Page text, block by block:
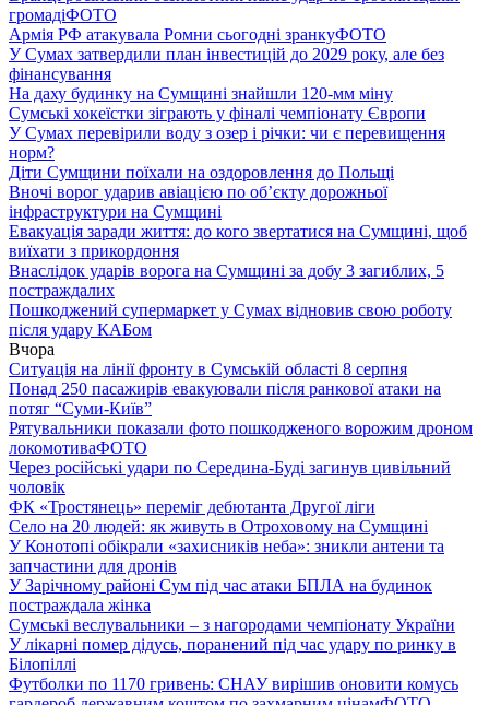
громадіФОТО
Армія РФ атакувала Ромни сьогодні зранкуФОТО
У Сумах затвердили план інвестицій до 2029 року, але без
фінансування
На даху будинку на Сумщині знайшли 120-мм міну
Сумські хокеїстки зіграють у фіналі чемпіонату Європи
У Сумах перевірили воду з озер і річки: чи є перевищення
норм?
Діти Сумщини поїхали на оздоровлення до Польщі
Вночі ворог ударив авіацією по обʼєкту дорожньої
інфраструктури на Сумщині
Евакуація заради життя: до кого звертатися на Сумщині, щоб
виїхати з прикордоння
Внаслідок ударів ворога на Сумщині за добу 3 загиблих, 5
постраждалих
Пошкоджений супермаркет у Сумах відновив свою роботу
після удару КАБом
Вчора
Ситуація на лінії фронту в Сумській області 8 серпня
Понад 250 пасажирів евакуювали після ранкової атаки на
потяг “Суми-Київ”
Рятувальники показали фото пошкодженого ворожим дроном
локомотиваФОТО
Через російські удари по Середина-Буді загинув цивільний
чоловік
ФК «Тростянець» переміг дебютанта Другої ліги
Село на 20 людей: як живуть в Отроховому на Сумщині
У Конотопі обікрали «захисників неба»: зникли антени та
запчастини для дронів
У Зарічному районі Сум під час атаки БПЛА на будинок
постраждала жінка
Сумські веслувальники – з нагородами чемпіонату України
У лікарні помер дідусь, поранений під час удару по ринку в
Білопіллі
Футболки по 1170 гривень: СНАУ вирішив оновити комусь